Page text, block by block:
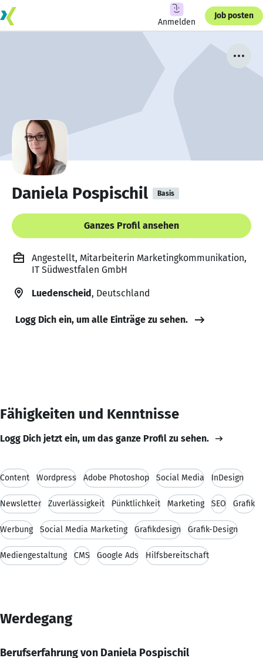
Anmelden
Job posten
Daniela Pospischil Basis
Ganzes Profil ansehen
Angestellt, Mitarbeiterin Marketingkommunikation,
IT Südwestfalen GmbH
Luedenscheid, Deutschland
Logg Dich ein, um alle Einträge zu sehen.
Fähigkeiten und Kenntnisse
Logg Dich jetzt ein, um das ganze Profil zu sehen.
Content Wordpress Adobe Photoshop Social Media InDesign
Newsletter Zuverlässigkeit Pünktlichkeit Marketing SEO Grafik
Werbung Social Media Marketing Grafikdesign Grafik-Design
Mediengestaltung CMS Google Ads Hilfsbereitschaft
Werdegang
Berufserfahrung von Daniela Pospischil